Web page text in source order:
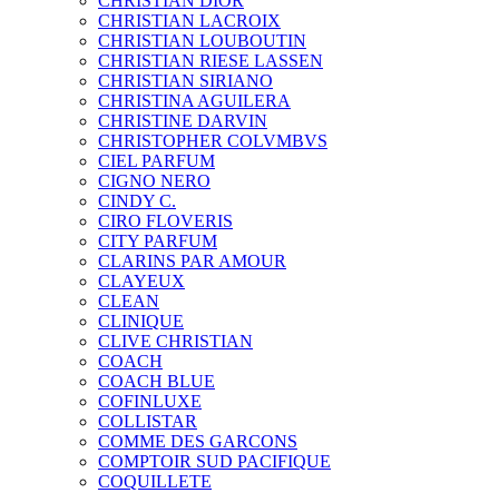
CHRISTIAN LACROIX
CHRISTIAN LOUBOUTIN
CHRISTIAN RIESE LASSEN
CHRISTIAN SIRIANO
CHRISTINA AGUILERA
CHRISTINE DARVIN
CHRISTOPHER COLVMBVS
CIEL PARFUM
CIGNO NERO
CINDY C.
CIRO FLOVERIS
CITY PARFUM
CLARINS PAR AMOUR
CLAYEUX
CLEAN
CLINIQUE
CLIVE CHRISTIAN
COACH
COACH BLUE
COFINLUXE
COLLISTAR
COMME DES GARCONS
COMPTOIR SUD PACIFIQUE
COQUILLETE